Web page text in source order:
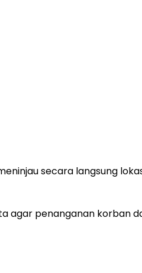
secara langsung
agar penanganan korban